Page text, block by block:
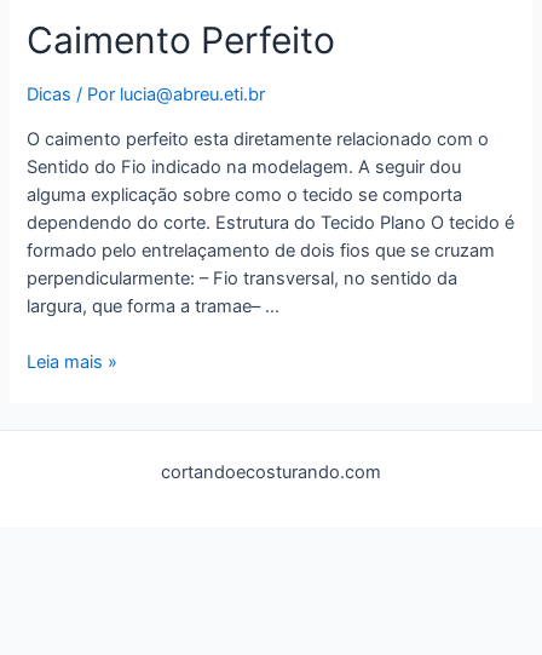
Caimento Perfeito
Dicas / Por lucia@abreu.eti.br
O caimento perfeito esta diretamente relacionado com o
Sentido do Fio indicado na modelagem. A seguir dou
alguma explicação sobre como o tecido se comporta
dependendo do corte. Estrutura do Tecido Plano O tecido é
formado pelo entrelaçamento de dois fios que se cruzam
perpendicularmente: – Fio transversal, no sentido da
largura, que forma a tramae– …
Caimento
Leia mais »
cortandoecosturando.com